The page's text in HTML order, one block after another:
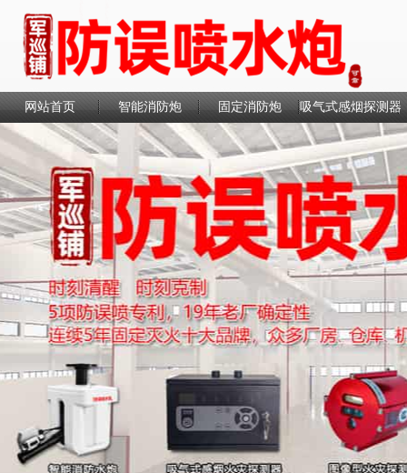
网站首页 智能消防炮 固定消防炮 吸气式感烟探测器
联系我们